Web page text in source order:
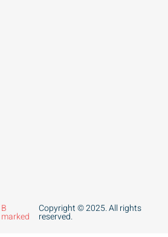
B
marked
Copyright © 2025. All rights
reserved.